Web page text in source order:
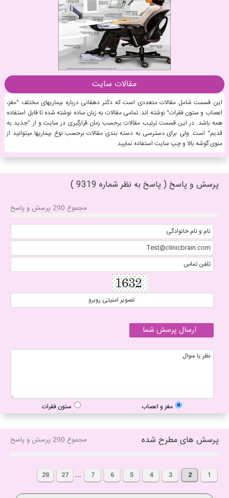
مقالات سایت
این قسمت شامل مقالات متعددی است که دکتر دهقانی درباره بیماریهای مختلف "مغز،
اعصاب و ستون فقرات" نوشته اند. تمامی مقالات به زبان ساده نوشته شده تا قابل استفاده
همه باشد. در این قسمت ترتیب مقالات برحسب زمان قرارگیری در سایت و از "جدید به
قدیم" است. ولی برای دسترسی به دسته بندی مقالات برحسب نوع بیماریها میتوانید از
منوی گوشه بالا و چپ سایت استفاده نمایید.
پرسش و پاسخ ( پاسخ به نظر شماره 9319 )
مجموع 290 پرسش و پاسخ
مغز و اعصاب ستون فقرات
پرسش های مطرح شده مجموع 290 پرسش و پاسخ
1
2
3
4
5
6
7
...
27
28